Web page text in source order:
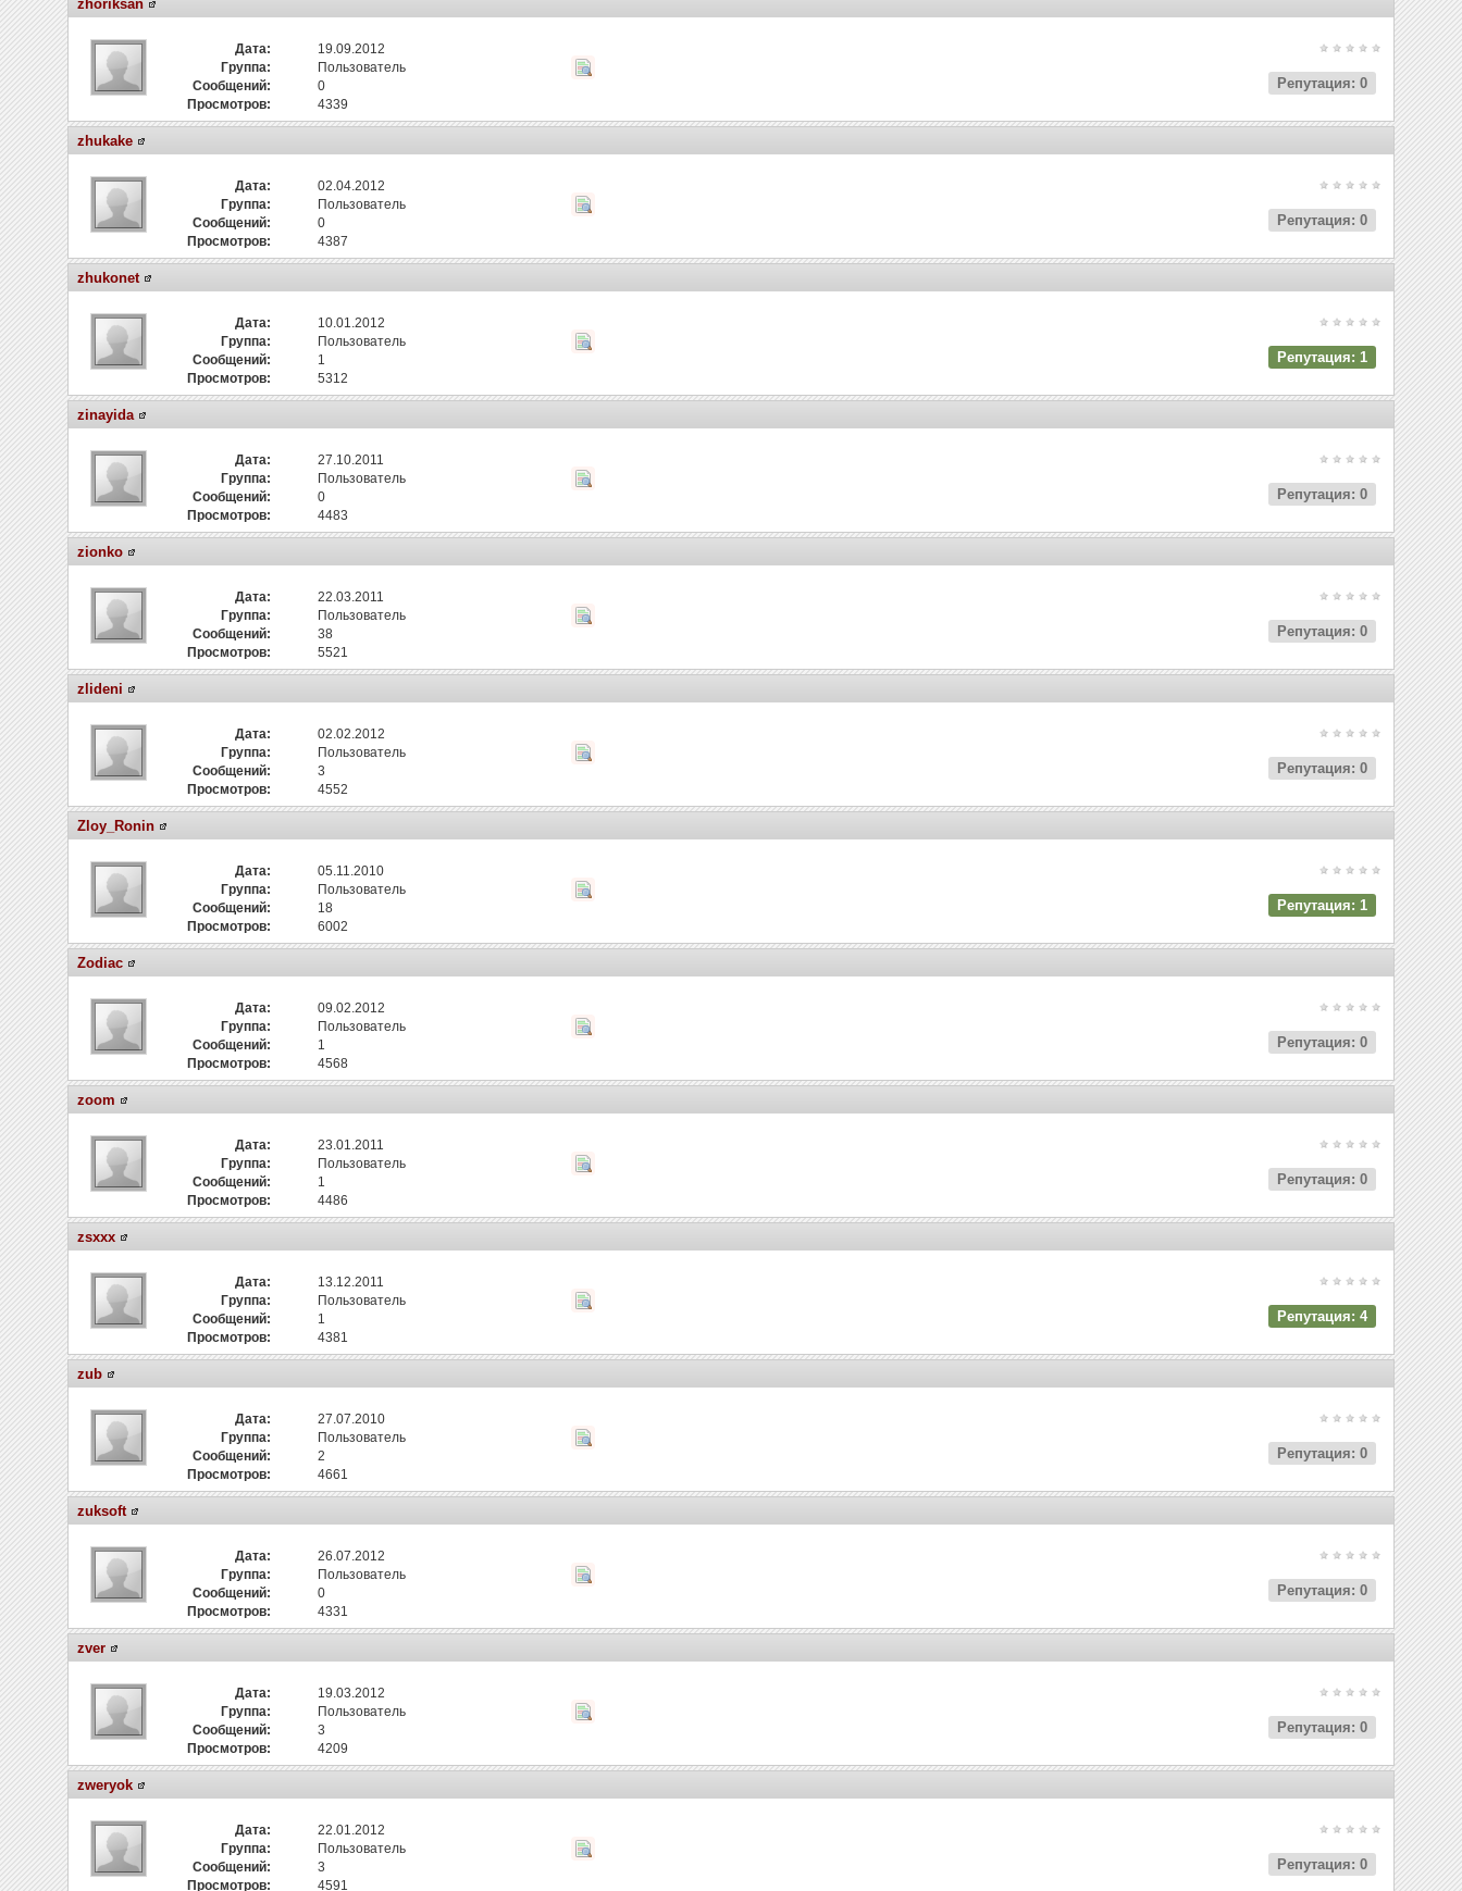
zhoriksan
Дата:
19.09.2012
Группа:
Пользователь
Сообщений:
0
Просмотров:
4339
Репутация: 0
zhukake
Дата:
02.04.2012
Группа:
Пользователь
Сообщений:
0
Просмотров:
4387
Репутация: 0
zhukonet
Дата:
10.01.2012
Группа:
Пользователь
Сообщений:
1
Просмотров:
5312
Репутация: 1
zinayida
Дата:
27.10.2011
Группа:
Пользователь
Сообщений:
0
Просмотров:
4483
Репутация: 0
zionko
Дата:
22.03.2011
Группа:
Пользователь
Сообщений:
38
Просмотров:
5521
Репутация: 0
zlideni
Дата:
02.02.2012
Группа:
Пользователь
Сообщений:
3
Просмотров:
4552
Репутация: 0
Zloy_Ronin
Дата:
05.11.2010
Группа:
Пользователь
Сообщений:
18
Просмотров:
6002
Репутация: 1
Zodiac
Дата:
09.02.2012
Группа:
Пользователь
Сообщений:
1
Просмотров:
4568
Репутация: 0
zoom
Дата:
23.01.2011
Группа:
Пользователь
Сообщений:
1
Просмотров:
4486
Репутация: 0
zsxxx
Дата:
13.12.2011
Группа:
Пользователь
Сообщений:
1
Просмотров:
4381
Репутация: 4
zub
Дата:
27.07.2010
Группа:
Пользователь
Сообщений:
2
Просмотров:
4661
Репутация: 0
zuksoft
Дата:
26.07.2012
Группа:
Пользователь
Сообщений:
0
Просмотров:
4331
Репутация: 0
zver
Дата:
19.03.2012
Группа:
Пользователь
Сообщений:
3
Просмотров:
4209
Репутация: 0
zweryok
Дата:
22.01.2012
Группа:
Пользователь
Сообщений:
3
Просмотров:
4591
Репутация: 0